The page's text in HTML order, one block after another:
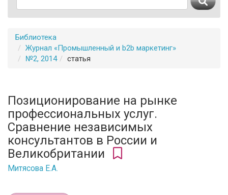
Библиотека
Журнал «Промышленный и b2b маркетинг»
№2, 2014
статья
Позиционирование на рынке
профессиональных услуг.
Сравнение независимых
консультантов в России и
Великобритании
Митясова Е.А.